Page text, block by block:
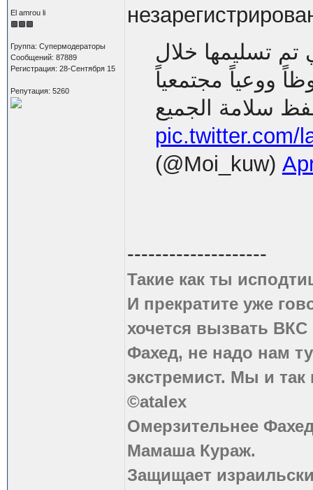
El amrou li
Группа: Супермодераторы
Сообщений: 87889
Регистрация: 28-Сентября 15
Репутация: 5260
تم تسليمها خلال
ووعياً مجتمعياً
pic.twitter.com/
(@Moi_kuw)
--------------------
Такие как ты
И прекратите уже
хочется вызвать
Фахед, не надо нам
экстремист. Мы и
©atalex
Омерзительнее
Мамаша Кураж.
Защищает